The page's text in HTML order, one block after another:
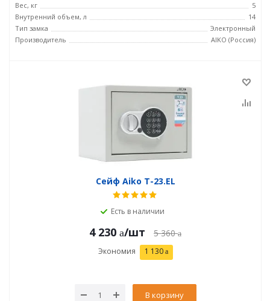
Вес, кг
5
Внутренний объем, л
14
Тип замка
Электронный
Производитель
AIKO (Россия)
Сейф Aiko T-23.EL
Есть в наличии
4 230 /шт 5 360
Экономия 1 130
В корзину